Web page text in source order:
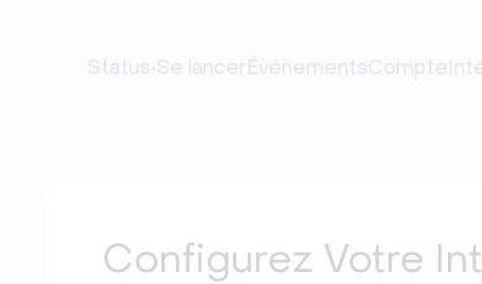
Status•Se lancerÉvénementsCompte
Configurez Votre